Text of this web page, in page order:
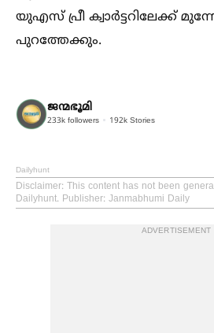
യുഎസ് പ്രീ ക്വാര്‍ട്ടറിലേക്ക്
പുറത്തേക്കും.
ജന്മഭൂമി
233k followers 192k Stories
Dailyhunt
Disclaimer: This content has not been
Dailyhunt. Publisher: Janmabhumi Daily
ADVERTISEMENT